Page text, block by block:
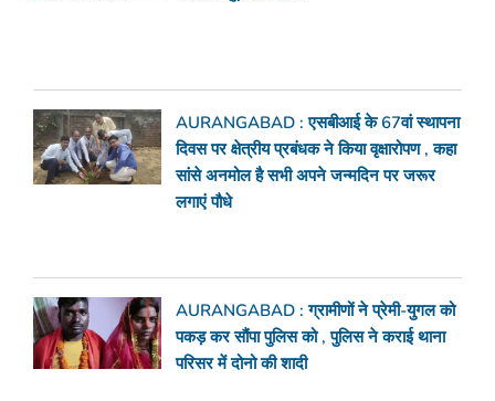
AURANGABAD : एसबीआई के 67वां स्थापना
दिवस पर क्षेत्रीय प्रबंधक ने किया वृक्षारोपण , कहा
सांसे अनमोल है सभी अपने जन्मदिन पर जरूर
लगाएं पौधे
AURANGABAD : ग्रामीणों ने प्रेमी-युगल को
पकड़ कर सौंपा पुलिस को , पुलिस ने कराई थाना
परिसर में दोनो की शादी